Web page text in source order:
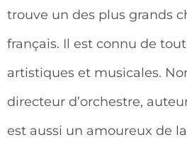
trouve un des plus grands
français. Il est connu de
artistiques et musicales.
directeur d’orchestre,
est aussi un amoureux de la